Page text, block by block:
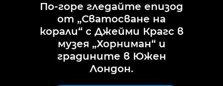
По-горе гледайте епизод
от „Сватосване на
корали“ с Джейми Крагс в
музея „Хорниман“ и
градините в Южен
Лондон.